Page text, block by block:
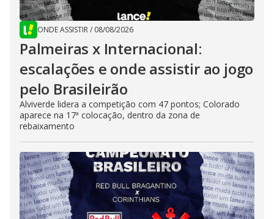
ONDE ASSISTIR/ 08/08/2026
Palmeiras x Internacional:
escalações e onde assistir ao jogo
pelo Brasileirão
Alviverde lidera a competição com 47 pontos; Colorado
aparece na 17ª colocação, dentro da zona de
rebaixamento